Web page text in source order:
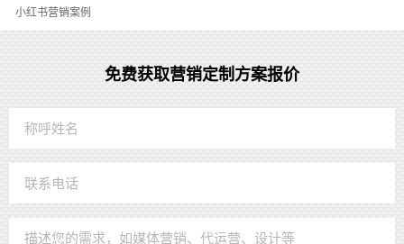
小红书营销案例
免费获取营销定制方案报价